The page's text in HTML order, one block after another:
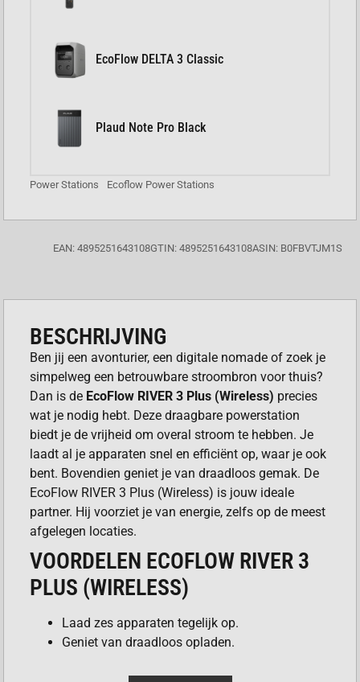
EcoFlow DELTA 3 Classic
Plaud Note Pro Black
Power Stations Ecoflow Power Stations
EAN: 4895251643108GTIN: 4895251643108ASIN: B0FBVTJM1S
BESCHRIJVING
Ben jij een avonturier, een digitale nomade of zoek je
simpelweg een betrouwbare stroombron voor thuis?
Dan is de EcoFlow RIVER 3 Plus (Wireless) precies
wat je nodig hebt. Deze draagbare powerstation
biedt je de vrijheid om overal stroom te hebben. Je
laadt al je apparaten snel en efficiënt op, waar je ook
bent. Bovendien geniet je van draadloos gemak. De
EcoFlow RIVER 3 Plus (Wireless) is jouw ideale
partner. Hij voorziet je van energie, zelfs op de meest
afgelegen locaties.
VOORDELEN ECOFLOW RIVER 3
PLUS (WIRELESS)
Laad zes apparaten tegelijk op.
Geniet van draadloos opladen.